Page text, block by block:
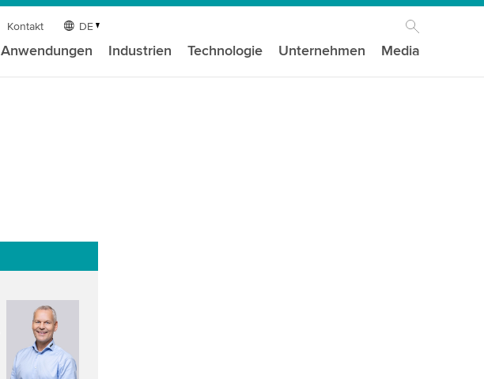
Kontakt DE
Anwendungen Industrien Technologie Unternehmen Media